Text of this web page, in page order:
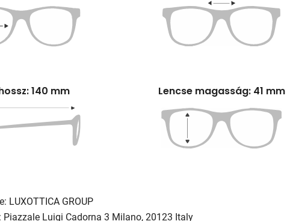
140 mm Lencse magasság: 41 mm
LUXOTTICA GROUP
Piazzale Luigi Cadorna 3 Milano, 20123 Italy